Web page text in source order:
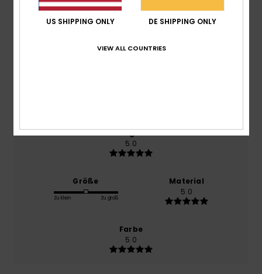
Preis-Leistungs-Verhältnis
5.0
Größe
Zu klein Zu groß
Material
5.0
Farbe
5.0
US SHIPPING ONLY DE SHIPPING ONLY
VIEW ALL COUNTRIES